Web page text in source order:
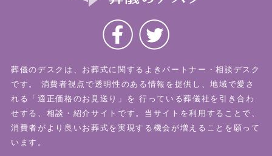
葬儀のデスクは、お葬式に関するよきパートナー・相談デスク
です。
消費者視点で透明性のある情報を提供し、地域で愛さ
れる「適正価格のお見送り」を 行っている葬儀社を引き合わ
せする、相談・紹介サイトです。当サイトを利用することで、
消費者がより良いお葬式を実現する機会が増えることを願って
います。